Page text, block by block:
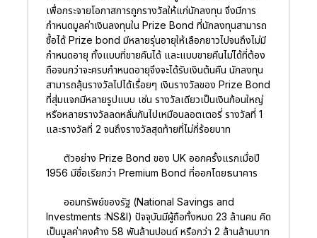
เพื่อกระจายโอกาสการถูกรางวัลให้แก่นักลงทุน จึงมีการ
กำหนดมูลค่าเงินลงทุนใน Prize Bond ที่นักลงทุนสามารถ
ซื้อได้ Prize bond มีหลายรุ่นอายุให้เลือกยาวไปจนถึงไม่มี
กำหนดอายุ ทั้งแบบที่ขายคืนได้ และแบบขายคืนไม่ได้ที่ต้อง
ถือจนกว่าจะครบกำหนดอายุจึงจะได้รับเงินต้นคืน นักลงทุน
สามารถลุ้นรางวัลไปได้เรื่อยๆ เงินรางวัลของ Prize Bond
ที่สุ่มแจกมีหลายรูปแบบ เช่น รางวัลเดียวเป็นเงินก้อนใหญ่
หรือหลายรางวัลลดหลั่นกันไปเหมือนลอตเตอรี่ รางวัลที่ 1
และรางวัลที่ 2 จนถึงรางวัลสุดท้ายที่ไม่กี่ร้อยบาท
ตัวอย่าง Prize Bond ของ UK ออกครั้งแรกเมื่อปี
1956 มีชื่อเรียกว่า Premium Bond ที่ออกโดยธนาคาร
ออมทรัพย์ของรัฐ (National Savings and
Investments :NS&I) ปัจจุบันมีผู้ถือทั้งหมด 23 ล้านคน คิด
เป็นมูลค่าคงค้าง 58 พันล้านปอนด์ หรือกว่า 2 ล้านล้านบาท